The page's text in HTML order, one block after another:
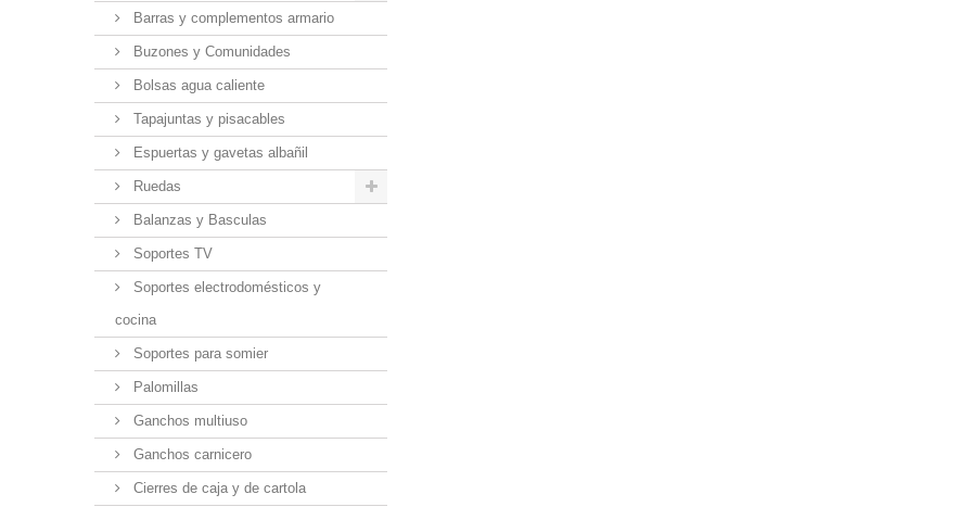
Barras y complementos armario
Buzones y Comunidades
Bolsas agua caliente
Tapajuntas y pisacables
Espuertas y gavetas albañil
Ruedas
Balanzas y Basculas
Soportes TV
Soportes electrodomésticos y
cocina
Soportes para somier
Palomillas
Ganchos multiuso
Ganchos carnicero
Cierres de caja y de cartola